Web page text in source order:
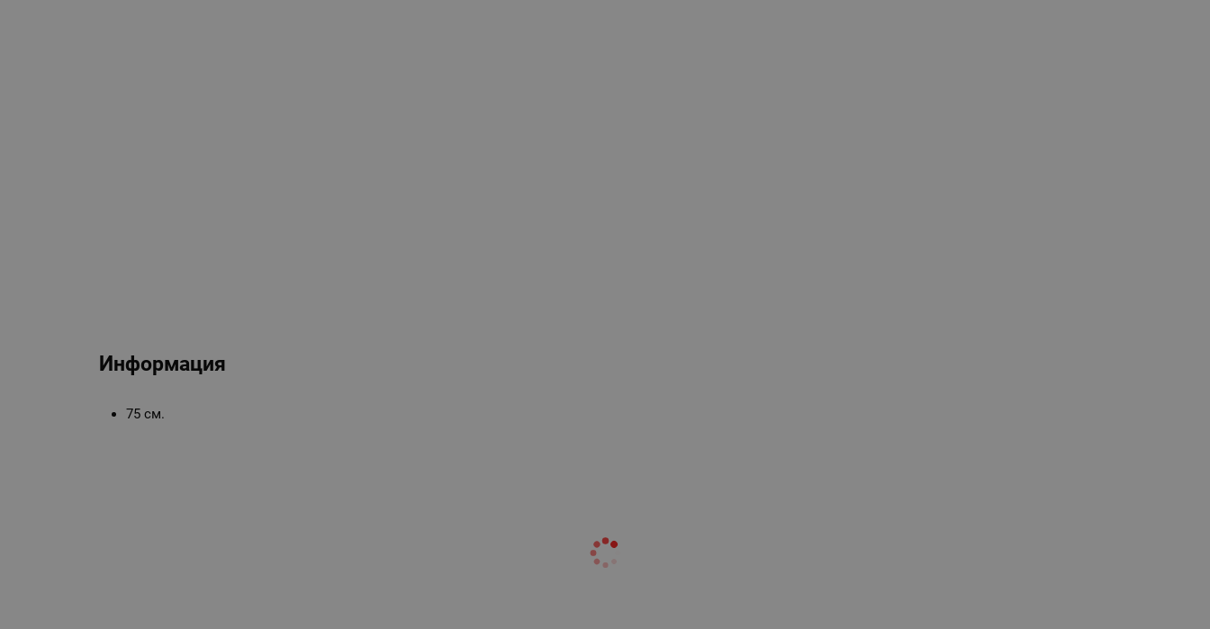
Информация
75 см.